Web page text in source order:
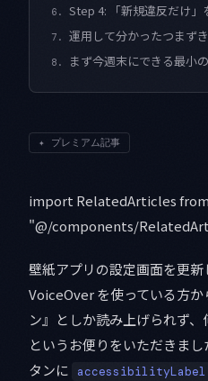
6. Step 4: 「新規違反だけ」
7. 運用して分かったつまず
8. まず今週末にできる最小
✦ プレミアム記事
import RelatedArticles from
"@/components/
壁紙アプリの設定画面を更新
VoiceOver を使っている方
ン』としか読み上げられず、
というお便りをいただきま
タンに
accessibilityLabel